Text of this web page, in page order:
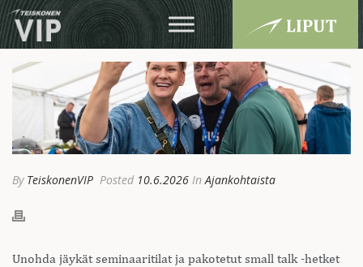
By TeiskonenVIP Posted 10.6.2026 In Ajankohtaista
Unohda jäykät seminaaritilat ja pakotetut small talk -hetket